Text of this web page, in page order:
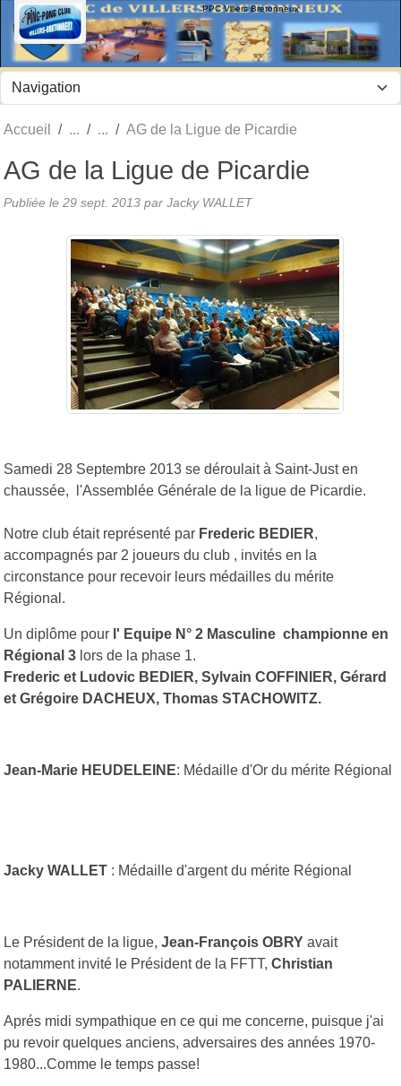
PPC Villers Bretonneux
Accueil AG de la Ligue de Picardie
AG de la Ligue de Picardie
Publiée le 29 sept. 2013 par Jacky WALLET
Samedi 28 Septembre 2013 se déroulait à Saint-Just en
chaussée, l'Assemblée Générale de la ligue de Picardie.
Notre club était représenté par Frederic BEDIER,
accompagnés par 2 joueurs du club , invités en la
circonstance pour recevoir leurs médailles du mérite
Régional.
Un diplôme pour l' Equipe N° 2 Masculine championne en
Régional 3 lors de la phase 1.
Frederic et Ludovic BEDIER, Sylvain COFFINIER, Gérard
et Grégoire DACHEUX, Thomas STACHOWITZ.
Jean-Marie HEUDELEINE: Médaille d'Or du mérite Régional
Jacky WALLET : Médaille d'argent du mérite Régional
Le Président de la ligue, Jean-François OBRY avait
notamment invité le Président de la FFTT, Christian
PALIERNE.
Aprés midi sympathique en ce qui me concerne, puisque j'ai
pu revoir quelques anciens, adversaires des années 1970-
1980...Comme le temps passe!
Panneau de gestion des cookies